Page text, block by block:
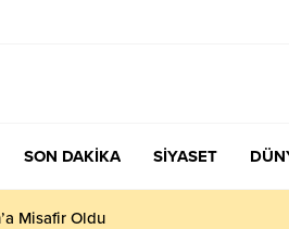
SON DAKİKA SİYASET
Misafir Oldu